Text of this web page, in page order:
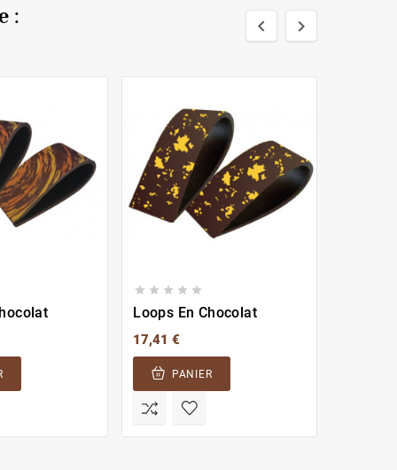
:  
    
Loops En Chocolat
17,41 €
PANIER